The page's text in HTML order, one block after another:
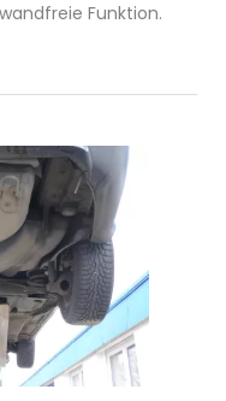
Funktion.